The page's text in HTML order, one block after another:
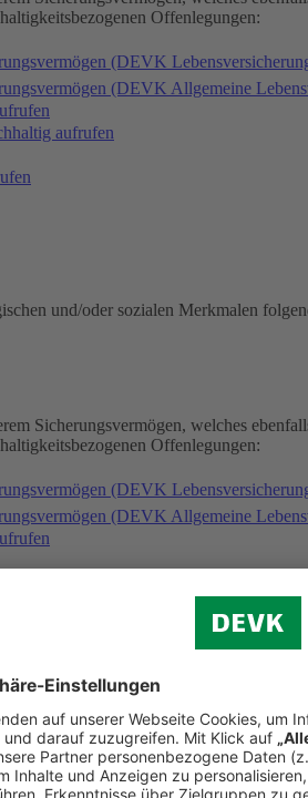
Offenlegungen:
(DEVK
(DEVK Allgemeine
aufrufen
und/oder sozialen Merkmalen
Sicherungsvermögen, welches
Offenlegungen:
(DEVK
(DEVK Allgemeine
und/oder sozialen Merkmalen